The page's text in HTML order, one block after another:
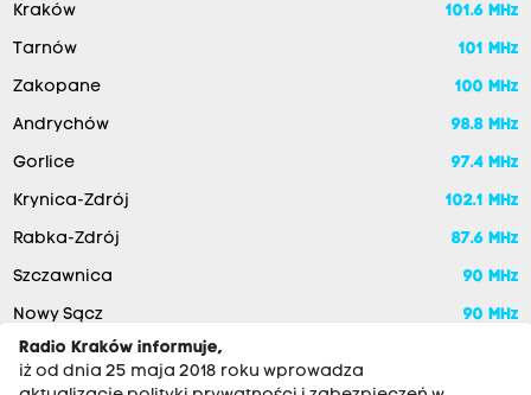
Kraków 101.6 MHz
Tarnów 101 MHz
Zakopane 100 MHz
Andrychów 98.8 MHz
Gorlice 97.4 MHz
Krynica-Zdrój 102.1 MHz
Rabka-Zdrój 87.6 MHz
Szczawnica 90 MHz
Nowy Sącz
90 MHz
Radio Kraków informuje,
iż od dnia 25 maja 2018 roku wprowadza